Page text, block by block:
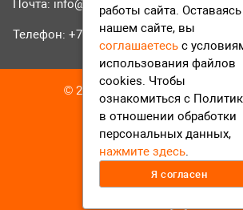
Почта: info@tvr24.tv
Телефон: +7 (496) 551-04-95
© 2016-2023 ТВР24 Все права
работы сайта.
нашем сайте, вы
соглашаетесь с
использования файлов
cookies. Чтобы
ознакомиться с
в отношении обработки
персональных данных,
нажмите здесь.
Я согласен